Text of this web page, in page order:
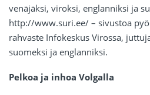
venäjäksi, viroksi, englanniksi ja
http://www.suri.ee/ – sivustoa
rahvaste Infokeskus Virossa,
suomeksi ja englanniksi.
Pelkoa ja inhoa Volgalla